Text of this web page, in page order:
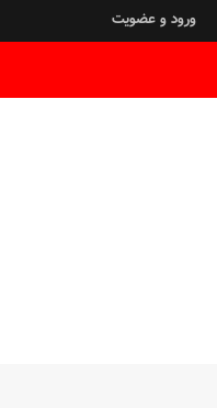
ورود و عضویت